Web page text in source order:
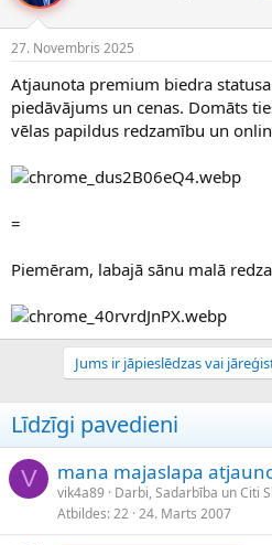
i
n
a
u
z
s
c
a
t
u
m
s
27. Novembris 2025
Atjaunota premium biedra
piedāvājums un cenas. Domāts
vēlas papildus redzamību un
=
Piemēram, labajā sānu malā
Jums ir jāpieslēdzas vai
Līdzīgi pavedieni
V mana majaslapa
vik4a89
Darbi, Sadarbība un Citi
Atbildes 22 24. Marts 2007